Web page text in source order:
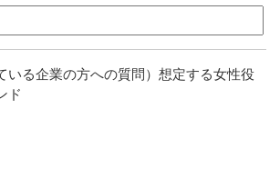
いる企業の方への質問）想定する女性役
ド